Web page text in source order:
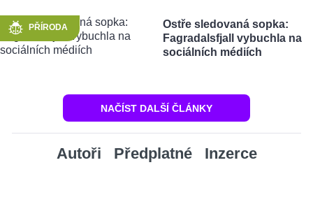
PŘÍRODA
Ostře sledovaná sopka:
Fagradalsfjall vybuchla na
sociálních médiích
NAČÍST DALŠÍ ČLÁNKY
Autoři Předplatné Inzerce